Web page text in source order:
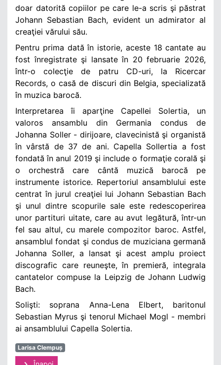
doar datorită copiilor pe care le-a scris şi păstrat
Johann Sebastian Bach, evident un admirator al
creaţiei vărului său.
Pentru prima dată în istorie, aceste 18 cantate au
fost înregistrate şi lansate în 20 februarie 2026,
într-o colecţie de patru CD-uri, la Ricercar
Records, o casă de discuri din Belgia, specializată
în muzica barocă.
Interpretarea îi aparţine Capellei Solertia, un
valoros ansamblu din Germania condus de
Johanna Soller - dirijoare, clavecinistă şi organistă
în vârstă de 37 de ani. Capella Sollertia a fost
fondată în anul 2019 şi include o formaţie corală şi
o orchestră care cântă muzică barocă pe
instrumente istorice. Repertoriul ansamblului este
centrat în jurul creaţiei lui Johann Sebastian Bach
şi unul dintre scopurile sale este redescoperirea
unor partituri uitate, care au avut legătură, într-un
fel sau altul, cu marele compozitor baroc. Astfel,
ansamblul fondat şi condus de muziciana germană
Johanna Soller, a lansat şi acest amplu proiect
discografic care reuneşte, în premieră, integrala
cantatelor compuse la Leipzig de Johann Ludwig
Bach.
Solişti: soprana Anna-Lena Elbert, baritonul
Sebastian Myrus şi tenorul Michael Mogl - membri
ai ansamblului Capella Solertia.
Larisa Clempuș